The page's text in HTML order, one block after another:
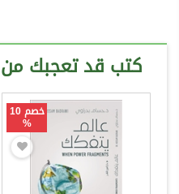
كتب قد تعجبك
خصم 10
%